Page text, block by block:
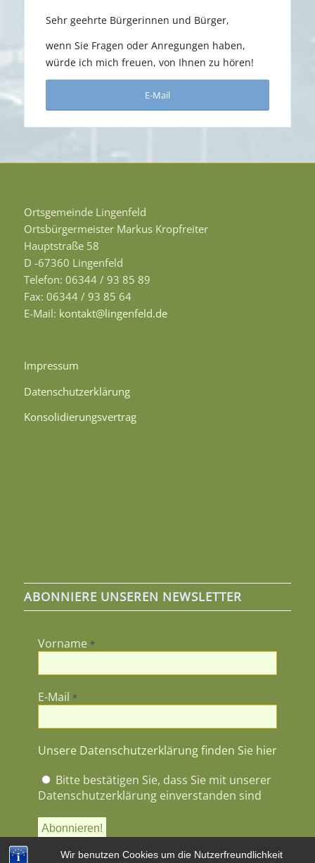
Wir benutzen Cookies um die Nutzerfreundlichkeit
Sehr geehrte Bürgerinnen und Bürger,
wenn Sie Fragen oder Anregungen haben,
würde ich mich freuen, von Ihnen zu hören!
E-Mail
Ortsgemeinde Lingenfeld
Ortsbürgermeister Markus Kropfreiter
Hauptstraße 58
D -67360 Lingenfeld
Telefon: 06344 / 93 85 89
Fax: 06344 / 93 85 64
E-Mail: kontakt@lingenfeld.de
Impressum
Datenschutzerklärung
Konsolidierungsvertrag
ABONNIERE UNSEREN NEWSLETTER
Vorname *
E-Mail *
Unsere Datenschutzerklärung finden Sie hier
Bitte bestätigen Sie, dass Sie mit unserer
Datenschutzerklärung einverstanden sind